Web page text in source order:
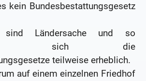
kein Bundesbestattungsgesetz
sind Ländersache und so
sich die
teilweise erheblich.
auf einem einzelnen Friedhof